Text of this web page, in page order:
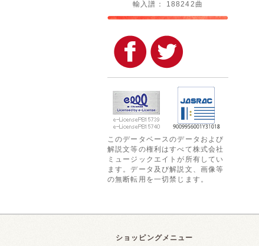
輸入譜： 188242曲
このデータベースのデータおよび
解説文等の権利はすべて株式会社
ミュージックエイトが所有してい
ます。データ及び解説文、画像等
の無断転用を一切禁じます。
ショッピングメニュー